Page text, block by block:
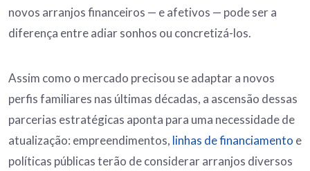
novos arranjos financeiros — e afetivos — pode ser a
diferença entre adiar sonhos ou concretizá-los.
Assim como o mercado precisou se adaptar a novos
perfis familiares nas últimas décadas, a ascensão dessas
parcerias estratégicas aponta para uma necessidade de
atualização: empreendimentos, linhas de financiamento e
políticas públicas terão de considerar arranjos diversos